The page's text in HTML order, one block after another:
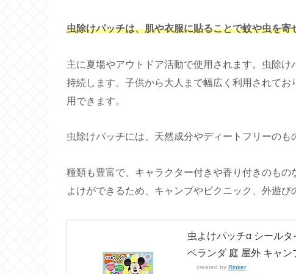
虫除けパッチは、肌や衣服に貼ることで蚊や虫を
主に夏場やアウトドア活動で使用されます。虫除
持続します。子供から大人まで幅広く利用されて
用できます。
虫除けパッチには、天然成分やディートフリーのも
種類も豊富で、キャラクター付きや香り付きのも
よけができるため、キャンプやピクニック、外遊び
虫よけパッチα シール
ベランダ 庭 屋外 キャ
created by Rinker